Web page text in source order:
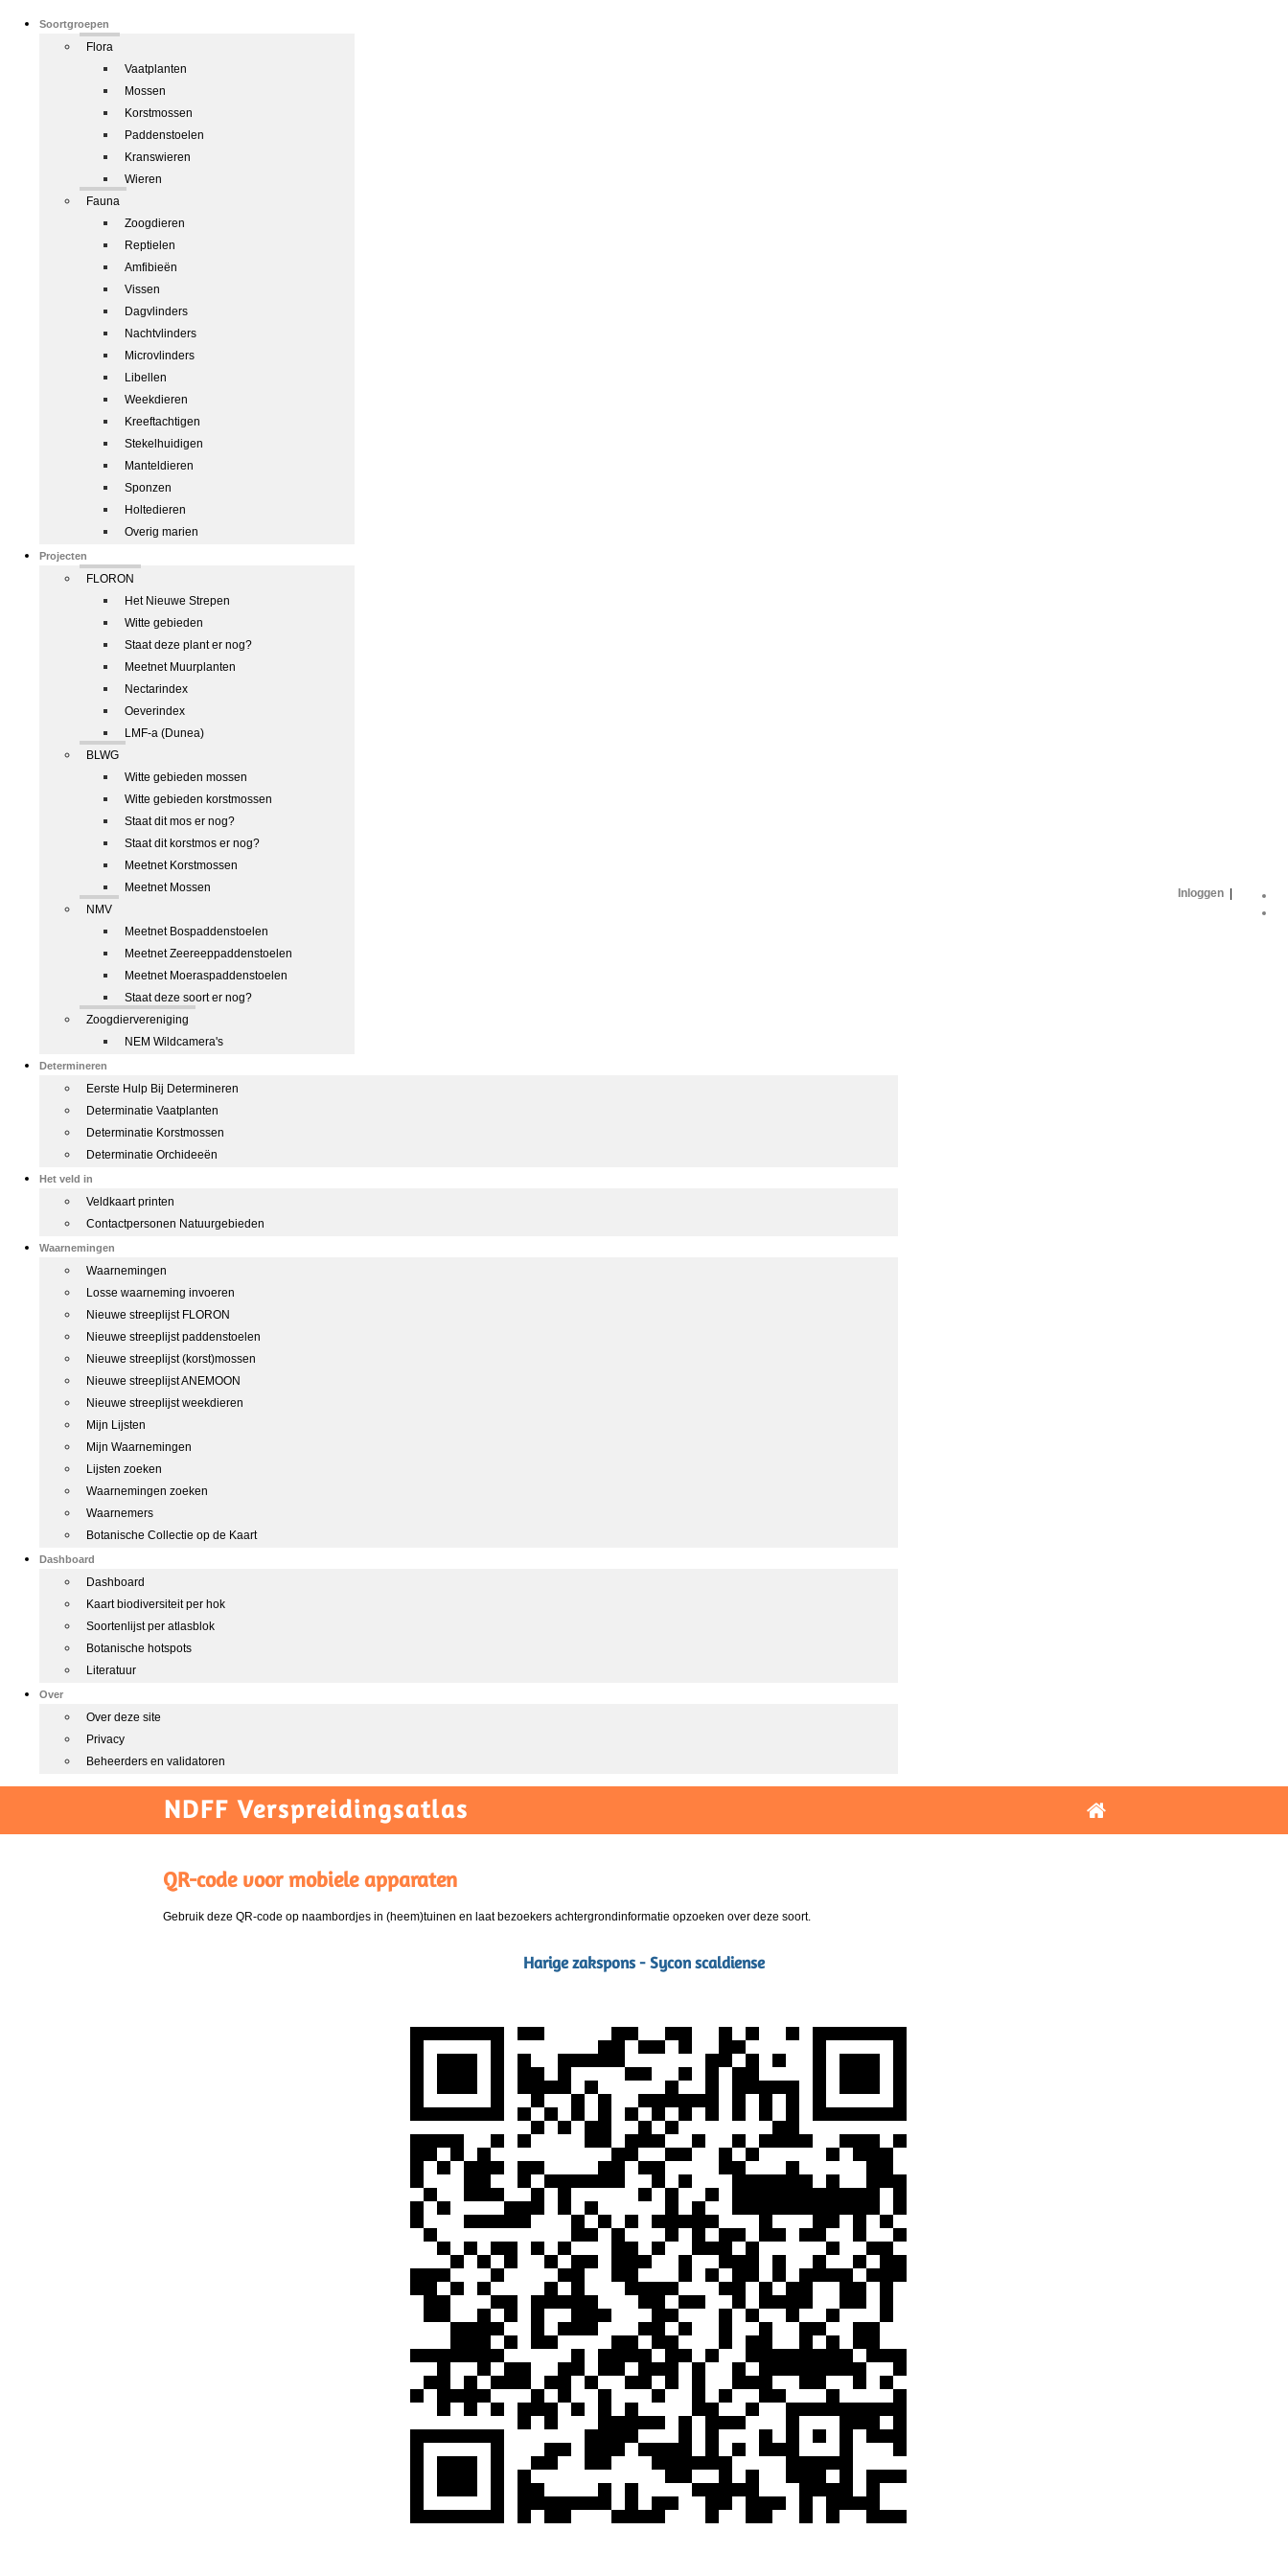
Soortgroepen
Flora
Vaatplanten
Mossen
Korstmossen
Paddenstoelen
Kranswieren
Wieren
Fauna
Zoogdieren
Reptielen
Amfibieën
Vissen
Dagvlinders
Nachtvlinders
Microvlinders
Libellen
Weekdieren
Kreeftachtigen
Stekelhuidigen
Manteldieren
Sponzen
Holtedieren
Overig marien
Projecten
FLORON
Het Nieuwe Strepen
Witte gebieden
Staat deze plant er nog?
Meetnet Muurplanten
Nectarindex
Oeverindex
LMF-a (Dunea)
BLWG
Witte gebieden mossen
Witte gebieden korstmossen
Staat dit mos er nog?
Staat dit korstmos er nog?
Meetnet Korstmossen
Meetnet Mossen
NMV
Meetnet Bospaddenstoelen
Meetnet Zeereeppaddenstoelen
Meetnet Moeraspaddenstoelen
Staat deze soort er nog?
Zoogdiervereniging
NEM Wildcamera's
Determineren
Eerste Hulp Bij Determineren
Determinatie Vaatplanten
Determinatie Korstmossen
Determinatie Orchideeën
Het veld in
Veldkaart printen
Contactpersonen Natuurgebieden
Waarnemingen
Waarnemingen
Losse waarneming invoeren
Nieuwe streeplijst FLORON
Nieuwe streeplijst paddenstoelen
Nieuwe streeplijst (korst)mossen
Nieuwe streeplijst ANEMOON
Nieuwe streeplijst weekdieren
Mijn Lijsten
Mijn Waarnemingen
Lijsten zoeken
Waarnemingen zoeken
Waarnemers
Botanische Collectie op de Kaart
Dashboard
Dashboard
Kaart biodiversiteit per hok
Soortenlijst per atlasblok
Botanische hotspots
Literatuur
Over
Over deze site
Privacy
Beheerders en validatoren
Inloggen
NDFF Verspreidingsatlas
QR-code voor mobiele apparaten
Gebruik deze QR-code op naambordjes in (heem)tuinen en laat bezoekers achtergrondinformatie opzoeken over deze soort.
Harige zakspons - Sycon scaldiense